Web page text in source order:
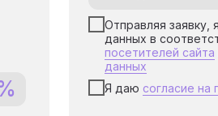
Отправляя заявку,
данных в
посетителей сайта
данных
Я даю согласие на